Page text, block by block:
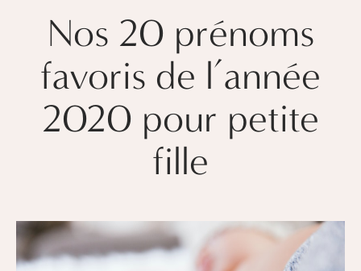
Nos 20 prénoms
favoris de l’année
2020 pour petite
fille